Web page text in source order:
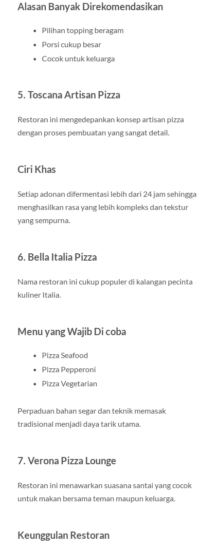
Alasan Banyak Direkomendasikan
Pilihan topping beragam
Porsi cukup besar
Cocok untuk keluarga
5. Toscana Artisan Pizza
Restoran ini mengedepankan konsep artisan pizza
dengan proses pembuatan yang sangat detail.
Ciri Khas
Setiap adonan difermentasi lebih dari 24 jam sehingga
menghasilkan rasa yang lebih kompleks dan tekstur
yang sempurna.
6. Bella Italia Pizza
Nama restoran ini cukup populer di kalangan pecinta
kuliner Italia.
Menu yang Wajib Di coba
Pizza Seafood
Pizza Pepperoni
Pizza Vegetarian
Perpaduan bahan segar dan teknik memasak
tradisional menjadi daya tarik utama.
7. Verona Pizza Lounge
Restoran ini menawarkan suasana santai yang cocok
untuk makan bersama teman maupun keluarga.
Keunggulan Restoran